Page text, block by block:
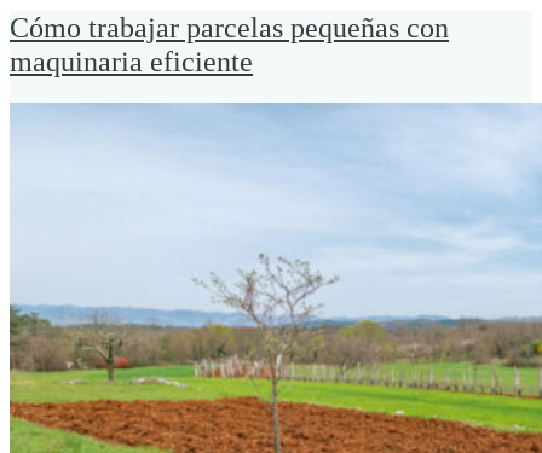
Cómo trabajar parcelas pequeñas con
maquinaria eficiente